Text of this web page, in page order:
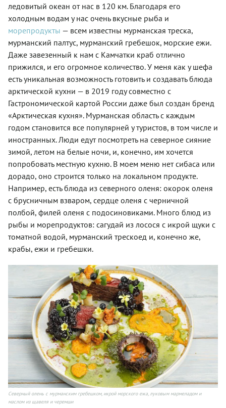
ледовитый океан от нас в 120 км. Благодаря его
холодным водам у нас очень вкусные рыба и
морепродукты — всем известны мурманская треска,
мурманский палтус, мурманский гребешок, морские ежи.
Даже завезенный к нам с Камчатки краб отлично
прижился, и его огромное количество. У меня как у шефа
есть уникальная возможность готовить и создавать блюда
арктической кухни — в 2019 году совместно с
Гастрономической картой России даже был создан бренд
«Арктическая кухня». Мурманская область с каждым
годом становится все популярней у туристов, в том числе и
иностранных. Люди едут посмотреть на северное сияние
зимой, летом на белые ночи, и, конечно, им хочется
попробовать местную кухню. В моем меню нет сибаса или
дорадо, оно строится только на локальном продукте.
Например, есть блюда из северного оленя: окорок оленя
с брусничным взваром, сердце оленя с черничной
полбой, филей оленя с подосиновиками. Много блюд из
рыбы и морепродуктов: сагудай из лосося с икрой щуки с
томатной водой, мурманский трескоед и, конечно же,
крабы, ежи и гребешки.
Северный олень с мурманским гребешком, икрой морского ежа, луковым мармеладом и
маслом из щавеля и черемши